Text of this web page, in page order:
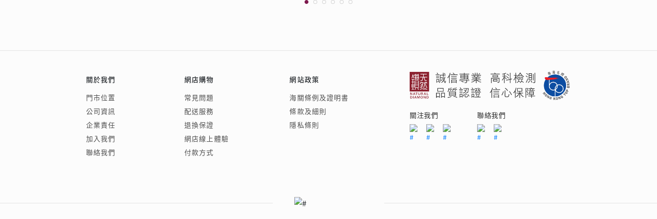
關於我們
門市位置
公司資訊
企業責任
加入我們
聯絡我們
網店購物
常見問題
配送服務
退換保證
網店線上體驗
付款方式
網站政策
海關條例及證明書
條款及細則
隱私條則
關注我們 聯絡我們